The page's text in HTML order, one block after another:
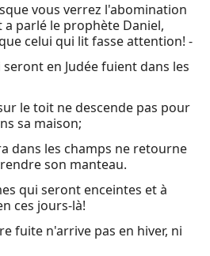
vous verrez l'abomination
parlé le prophète Daniel,
celui qui lit fasse attention! -
en Judée fuient dans les
le toit ne descende pas pour
sa maison;
dans les champs ne retourne
son manteau.
qui seront enceintes et à
ces jours-là!
fuite n'arrive pas en hiver, ni